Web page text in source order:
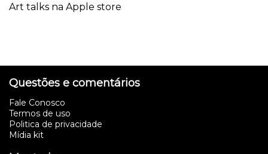
Art talks na Apple store
Questões e comentários
Fale Conosco
Termos de uso
Politica de privacidade
Mídia kit